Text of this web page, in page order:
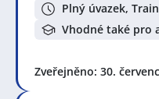
Plný úvazek,
Vhodné také pro
Zveřejněno: 30.